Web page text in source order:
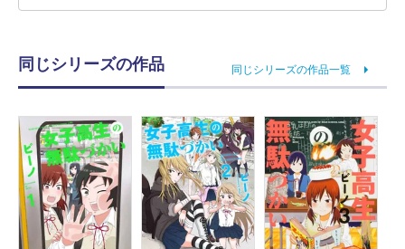
同じシリーズの作品 同じシリーズの作品一覧